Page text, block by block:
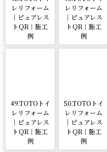
レリフォーム
｜ピュアレス
トQR｜施工
例
レリフォーム
｜ピュアレス
トQR｜施工
例
49.TOTOトイ
レリフォーム
｜ピュアレス
トQR｜施工
例
50.TOTOトイ
レリフォーム
｜ピュアレス
トQR｜施工
例